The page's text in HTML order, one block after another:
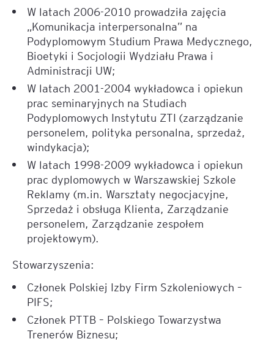
W latach 2006-2010 prowadziła zajęcia
„Komunikacja interpersonalna” na
Podyplomowym Studium Prawa Medycznego,
Bioetyki i Socjologii Wydziału Prawa i
Administracji UW;
W latach 2001-2004 wykładowca i opiekun
prac seminaryjnych na Studiach
Podyplomowych Instytutu ZTI (zarządzanie
personelem, polityka personalna, sprzedaż,
windykacja);
W latach 1998-2009 wykładowca i opiekun
prac dyplomowych w Warszawskiej Szkole
Reklamy (m.in. Warsztaty negocjacyjne,
Sprzedaż i obsługa Klienta, Zarządzanie
personelem, Zarządzanie zespołem
projektowym).
Stowarzyszenia:
Członek Polskiej Izby Firm Szkoleniowych –
PIFS;
Członek PTTB – Polskiego Towarzystwa
Trenerów Biznesu;